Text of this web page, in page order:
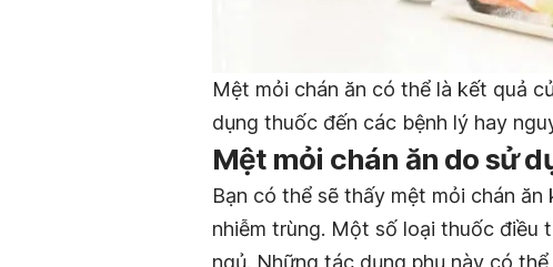
Mệt mỏi chán ăn có thể là kết quả
dụng thuốc đến các bệnh lý hay
Mệt mỏi chán ăn do sử
Bạn có thể sẽ thấy mệt mỏi chán
nhiễm trùng. Một số loại thuốc điều
ngủ. Những tác dụng phụ này có